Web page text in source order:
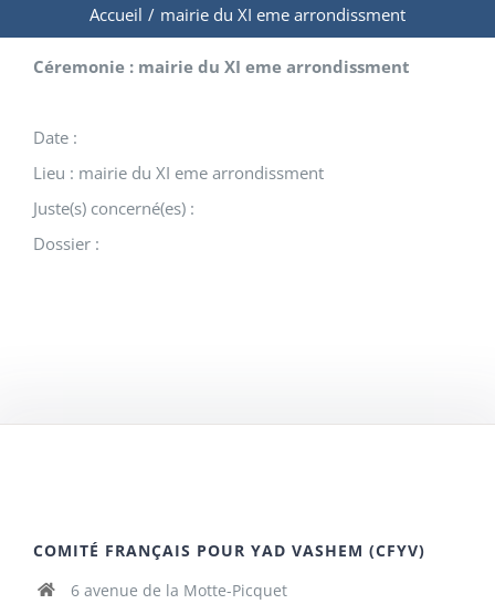
Accueil / mairie du XI eme arrondissment
Céremonie : mairie du XI eme arrondissment
Date :
Lieu : mairie du XI eme arrondissment
Juste(s) concerné(es) :
Dossier :
COMITÉ FRANÇAIS POUR YAD VASHEM (CFYV)
6 avenue de la Motte-Picquet